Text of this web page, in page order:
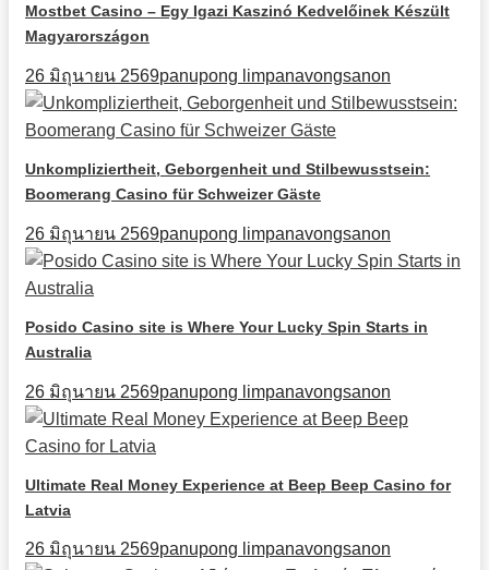
Mostbet Casino – Egy Igazi Kaszinó Kedvelőinek Készült
Magyarországon
26 มิถุนายน 2569panupong limpanavongsanon
Unkompliziertheit, Geborgenheit und Stilbewusstsein:
Boomerang Casino für Schweizer Gäste
26 มิถุนายน 2569panupong limpanavongsanon
Posido Casino site is Where Your Lucky Spin Starts in
Australia
26 มิถุนายน 2569panupong limpanavongsanon
Ultimate Real Money Experience at Beep Beep Casino for
Latvia
26 มิถุนายน 2569panupong limpanavongsanon